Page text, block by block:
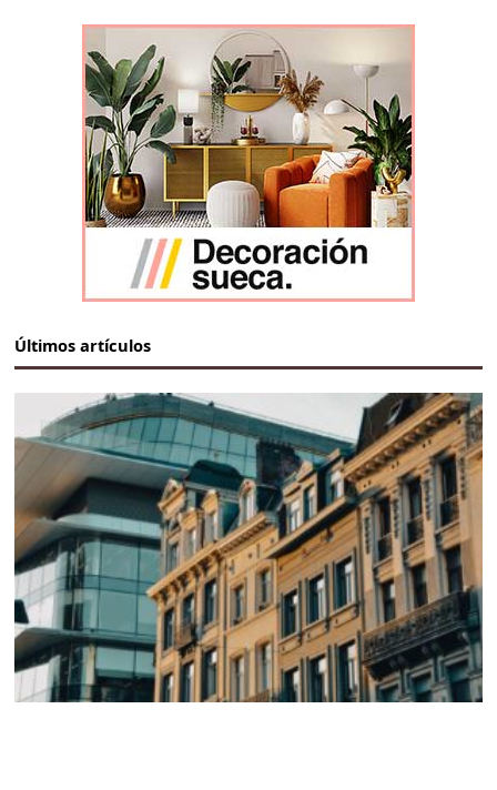
Últimos artículos